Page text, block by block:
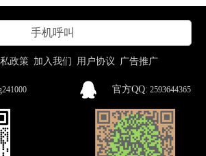
手机呼叫
政策 加入我们 用户协议 广告推广
官方QQ: 2593644365